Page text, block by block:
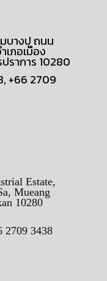
บางปู ถนน
ภอเมือง
ราการ 10280
+66 2709
Estate,
Mueang
10280
2709 3438